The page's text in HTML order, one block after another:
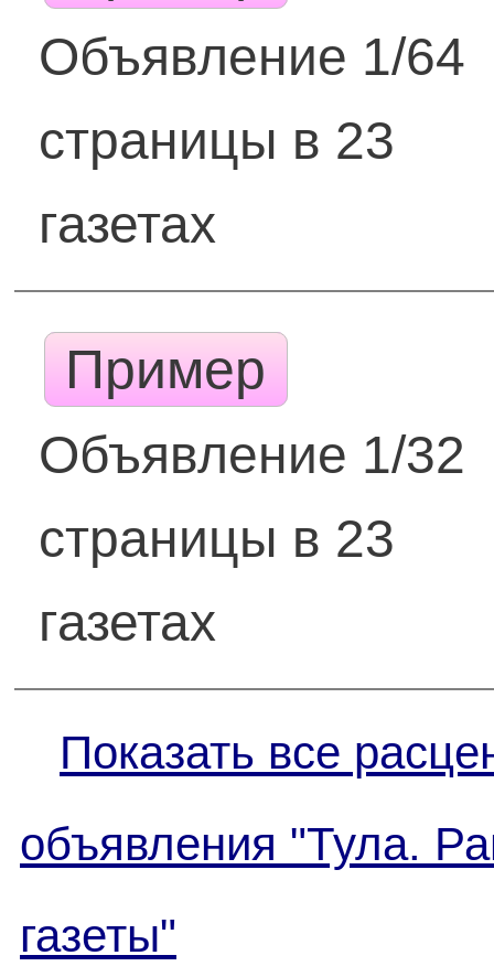
Объявление 1/64
страницы в 23
газетах
Пример
Объявление 1/32
страницы в 23
газетах
Показать все
объявления "Тула.
газеты"